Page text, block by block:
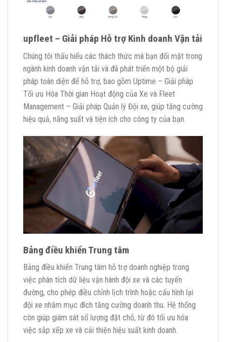
upfleet – Giải pháp Hỗ trợ Kinh doanh Vận tải
Chúng tôi thấu hiểu các thách thức mà bạn đối mặt trong
ngành kinh doanh vận tải và đã phát triển một bộ giải
pháp toàn diện để hỗ trợ, bao gồm Uptime – Giải pháp
Tối ưu Hóa Thời gian Hoạt động của Xe và Fleet
Management – Giải pháp Quản lý Đội xe, giúp tăng cường
hiệu quả, năng suất và tiện ích cho công ty của bạn.
Bảng điều khiển Trung tâm
Bảng điều khiển Trung tâm hỗ trợ doanh nghiệp trong
việc phân tích dữ liệu vận hành đội xe và các tuyến
đường, cho phép điều chỉnh lịch trình hoặc cấu hình lại
đội xe nhằm mục đích tăng cường doanh thu. Hệ thống
còn giúp giám sát số lượng đặt chỗ, từ đó tối ưu hóa
việc sắp xếp xe và cải thiện hiệu suất kinh doanh.